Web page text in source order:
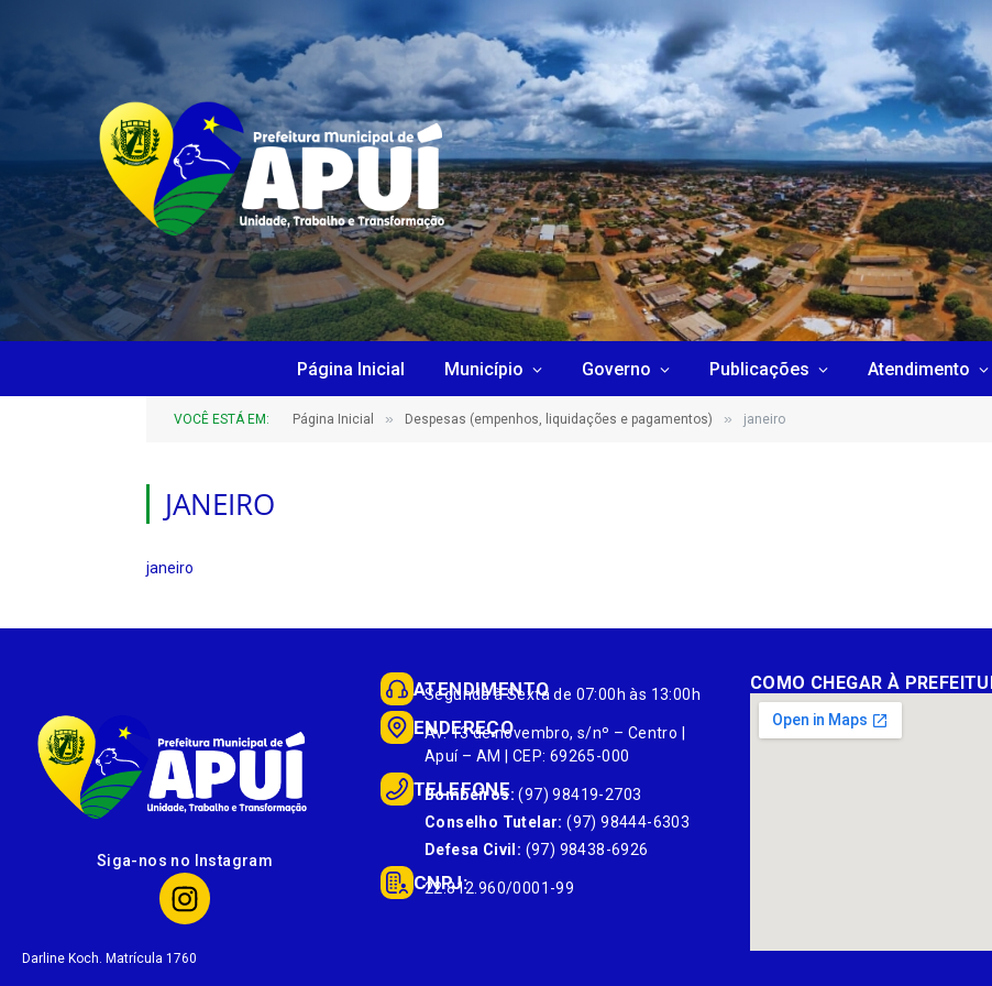
Página Inicial Município Governo Publicações Atendimento
VOCÊ ESTÁ EM: Página Inicial » Despesas (empenhos, liquidações e pagamentos) » janeiro
JANEIRO
janeiro
Siga-nos no Instagram
Darline Koch. Matrícula 1760
ATENDIMENTO
Segunda à Sexta de 07:00h às 13:00h
ENDEREÇO
Av. 13 de novembro, s/nº – Centro |
Apuí – AM | CEP: 69265-000
TELEFONE
Bombeiros: (97) 98419-2703
Conselho Tutelar: (97) 98444-6303
Defesa Civil: (97) 98438-6926
CNPJ:
22.812.960/0001-99
COMO CHEGAR À